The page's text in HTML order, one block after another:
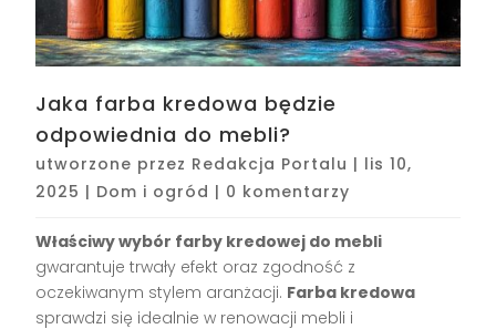
Jaka farba kredowa będzie
odpowiednia do mebli?
utworzone przez Redakcja Portalu | lis 10,
2025 | Dom i ogród | 0 komentarzy
Właściwy wybór farby kredowej do mebli
gwarantuje trwały efekt oraz zgodność z
oczekiwanym stylem aranżacji. Farba kredowa
sprawdzi się idealnie w renowacji mebli i